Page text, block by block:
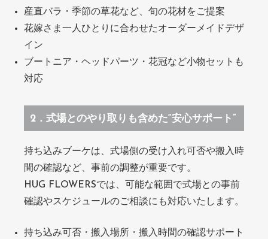
産直バラ・季節の草花など、旬の花材をご提案
花嫁さま一人ひとりに合わせたオーダーメイドデザ
イン
ブートニア・ヘッドパーツ・花冠など小物セットも
対応
2．式場とのやり取りも含めた“安心サポート”
持ち込みブーケは、式場側の受け入れ可否や搬入時
間の確認など、事前の調整が重要です。
HUG FLOWERSでは、可能な範囲で式場との事前
確認やスケジュールのご相談にも対応いたします。
持ち込み可否・搬入場所・搬入時間の確認サポート